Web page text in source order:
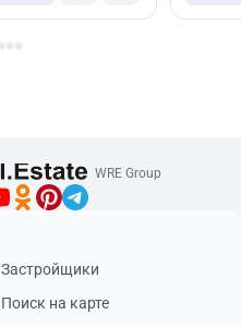
WRE Group
Застройщики
Поиск на карте